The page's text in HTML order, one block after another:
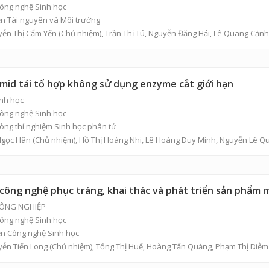
nghệ Sinh học
Tài nguyên và Môi trường
Thị Cẩm Yến (Chủ nhiệm),Trần Thị Tú, Nguyễn Đăng Hải, Lê Quang Cảnh
tái tổ hợp không sử dụng enzyme cắt giới hạn
học
nghệ Sinh học
thí nghiệm Sinh học phân tử
Hân (Chủ nhiệm), Hồ Thị Hoàng Nhi, Lê Hoàng Duy Minh, Nguyễn Lê
nghệ phục tráng, khai thác và phát triển sản
NGHIỆP
nghệ Sinh học
Công nghệ Sinh học
Tiến Long (Chủ nhiệm),Tống Thị Huế, Hoàng Tấn Quảng, Phạm Thị